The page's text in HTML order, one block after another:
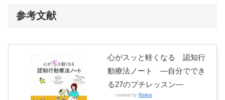
参考文献
心がスッと軽くなる 認知行
動療法ノート ―自分ででき
る27のプチレッスン―
created by Rinker